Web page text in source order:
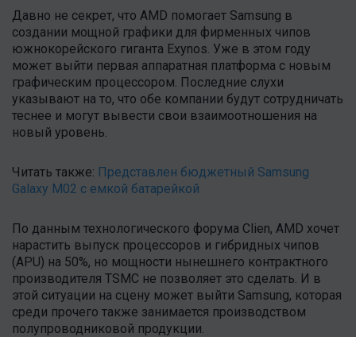
Давно не секрет, что AMD помогает Samsung в
создании мощной графики для фирменных чипов
южнокорейского гиганта Exynos. Уже в этом году
может выйти первая аппаратная платформа с новым
графическим процессором. Последние слухи
указывают на то, что обе компании будут сотрудничать
теснее и могут вывести свои взаимоотношения на
новый уровень.
Читать также: Представлен бюджетный Samsung
Galaxy M02 с емкой батарейкой
По данным технологического форума Clien, AMD хочет
нарастить выпуск процессоров и гибридных чипов
(APU) на 50%, но мощности нынешнего контрактного
производителя TSMC не позволяет это сделать. И в
этой ситуации на сцену может выйти Samsung, которая
среди прочего также занимается производством
полупроводниковой продукции.